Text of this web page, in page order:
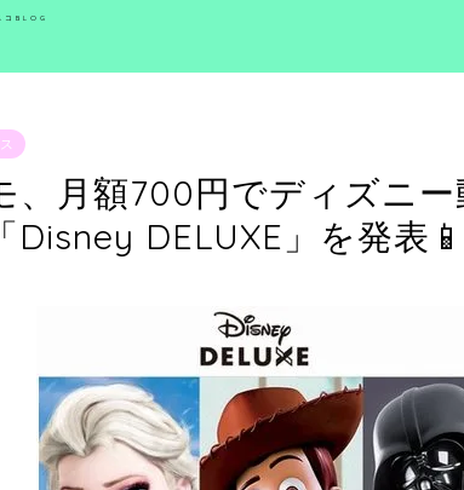
コBLOG
、月額700円でディズニ
Disney DELUXE」を発表